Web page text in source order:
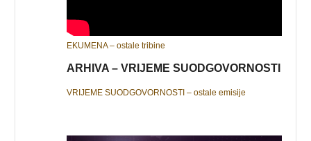
EKUMENA – ostale tribine
ARHIVA – VRIJEME SUODGOVORNOSTI
VRIJEME SUODGOVORNOSTI – ostale emisije